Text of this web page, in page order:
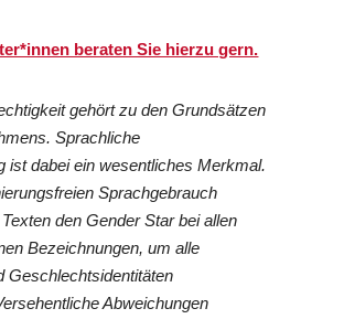
beraten Sie hierzu gern.
gehört zu den Grundsätzen
Sprachliche
ist dabei ein wesentliches Merkmal.
Sprachgebrauch
den Gender Star bei allen
Bezeichnungen, um alle
Geschlechtsidentitäten
Abweichungen